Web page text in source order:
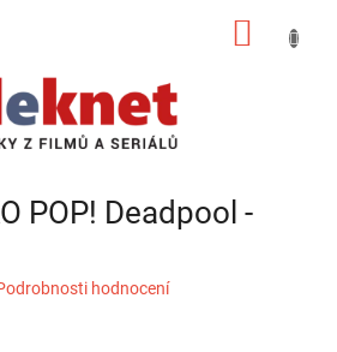
POP! Deadpool -
hodnocení